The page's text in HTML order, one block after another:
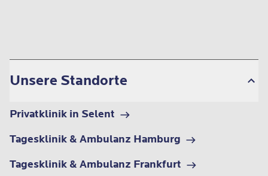
Oper.
Nächsten Haltestellen (Gehweg ca. 5
U-Bahn-Linie 1, 2, 3 oder 8:
Unsere Standorte
Privatklinik in Selent
Tagesklinik & Ambulanz Hamburg
Tagesklinik & Ambulanz Frankfurt